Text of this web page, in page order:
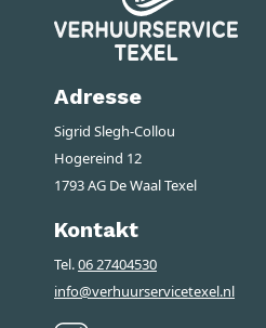
Adresse
Sigrid Slegh-Collou
Hogereind 12
1793 AG De Waal Texel
Kontakt
Tel.06 27404530
info@verhuurservicetexel.nl